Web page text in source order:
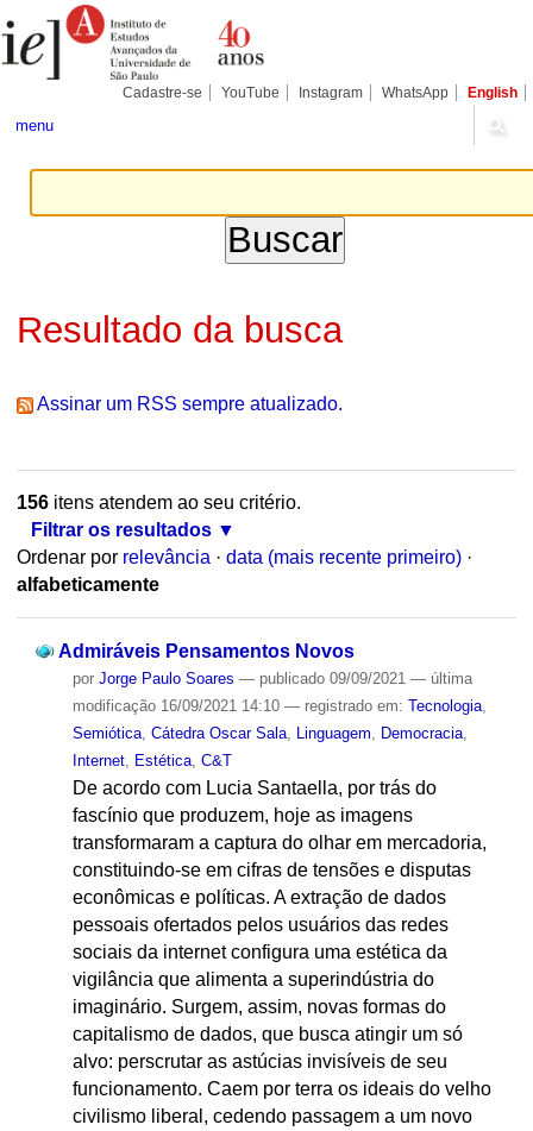
para
conteúdo.
Pessoais
Cadastre-se YouTube Instagram WhatsApp English
menu
Resultado da busca
Assinar um RSS sempre atualizado.
156itens atendem ao seu critério.
Filtrar os resultados
Ordenar por relevância · data (mais recente primeiro) ·
alfabeticamente
Admiráveis Pensamentos Novos
por Jorge Paulo Soares — publicado09/09/2021 — última
modificação16/09/2021 14:10 — registrado em: Tecnologia,
Semiótica, Cátedra Oscar Sala, Linguagem Democracia,
Internet, Estética, C&T
De acordo com Lucia Santaella, por trás do
fascínio que produzem, hoje as imagens
transformaram a captura do olhar em mercadoria,
constituindo-se em cifras de tensões e disputas
econômicas e políticas. A extração de dados
pessoais ofertados pelos usuários das redes
sociais da internet configura uma estética da
vigilância que alimenta a superindústria do
imaginário. Surgem, assim, novas formas do
capitalismo de dados, que busca atingir um só
alvo: perscrutar as astúcias invisíveis de seu
funcionamento. Caem por terra os ideais do velho
civilismo liberal, cedendo passagem a um novo